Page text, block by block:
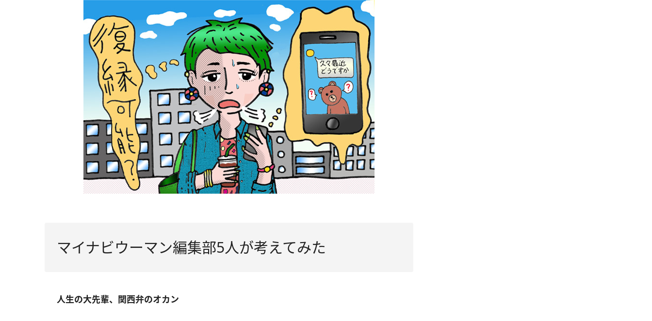
マイナビウーマン編集部5人が考えてみた
人生の大先輩、関西弁のオカン